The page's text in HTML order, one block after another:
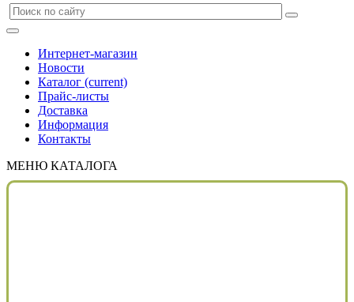
Интернет-магазин
Новости
Каталог (current)
Прайс-листы
Доставка
Информация
Контакты
МЕНЮ КАТАЛОГА